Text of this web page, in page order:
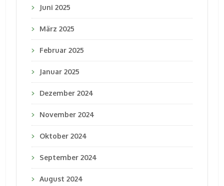
Juni 2025
März 2025
Februar 2025
Januar 2025
Dezember 2024
November 2024
Oktober 2024
September 2024
August 2024